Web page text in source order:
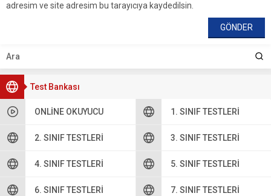
Test Bankası
ONLINE OKUYUCU 1. SINIF TESTLERI
2. SINIF TESTLERI 3. SINIF TESTLERI
4. SINIF TESTLERI 5. SINIF TESTLERI
6. SINIF TESTLERI 7. SINIF TESTLERI
adresim ve site adresim bu tarayıcıya kaydedilsin.